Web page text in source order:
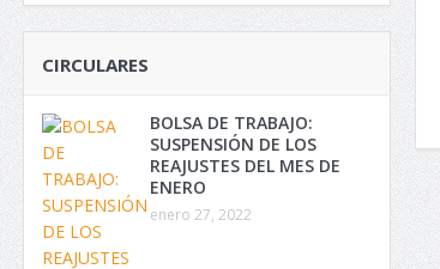
CIRCULARES
BOLSA DE TRABAJO:
SUSPENSIÓN DE LOS
REAJUSTES DEL MES DE
ENERO
enero 27, 2022